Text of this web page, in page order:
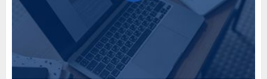
How Many of These Italian
Foods Have You Tried?
MAYO 14, 2024